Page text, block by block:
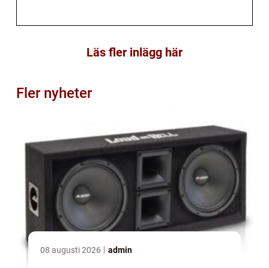
Läs fler inlägg här
Fler nyheter
08 augusti 2026 admin